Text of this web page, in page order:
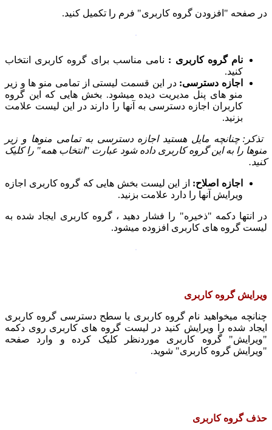
در صفحه "افزودن گروه کاربری" فرم را تکمیل کنید.
نام گروه کاربری : نامی مناسب برای گروه کاربری انتخاب
کنید.
اجازه دسترسی: در این قسمت لیستی از تمامی منو ها و زیر
منو های پنل مدیریت دیده میشود. بخش هایی که این گروه
کاربران اجازه دسترسی به آنها را دارند در این لیست علامت
بزنید.
تذکر: چنانچه مایل هستید اجازه دسترسی به تمامی منوها و زیر
منوها را به این گروه کاربری داده شود عبارت "انتخاب همه" را کلیک
کنید.
اجازه اصلاح: از این لیست بخش هایی که گروه کاربری اجازه
ویرایش آنها را دارد علامت بزنید.
در انتها دکمه "ذخیره" را فشار دهید ، گروه کاربری ایجاد شده به
لیست گروه های کاربری افزوده میشود.
ویرایش گروه کاربری
چنانچه میخواهید نام گروه کاربری یا سطح دسترسی گروه کاربری
ایجاد شده را ویرایش کنید در لیست گروه های کاربری روی دکمه
"ویرایش" گروه کاربری موردنظر کلیک کرده و وارد صفحه
"ویرایش گروه کاربری" شوید.
حذف گروه کاربری